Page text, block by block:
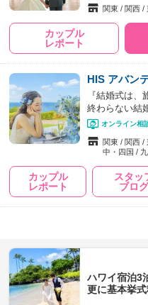
関東 関西
カップル
レポート
HIS アバン
『結婚式は
終わらない結
オンライン相
関東 関西
中・四国
カップル
レポート
スタッ
ブログ
ハワイ宿泊3
更に基本挙